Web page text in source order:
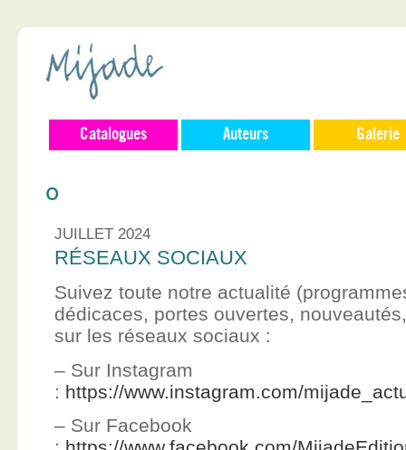
Catalogues Auteurs Galerie
0
JUILLET 2024
RÉSEAUX SOCIAUX
Suivez toute notre actualité
dédicaces, portes ouvertes,
sur les réseaux sociaux :
– Sur Instagram
: https://www.instagram.com/
– Sur Facebook